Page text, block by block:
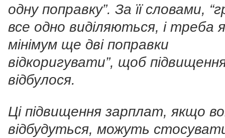
одну поправку”. За її словами,
все одно виділяються, і треба
мінімум ще дві поправки
відкоригувати”, щоб
відбулося.
Ці підвищення зарплат, якщо
відбудуться, можуть